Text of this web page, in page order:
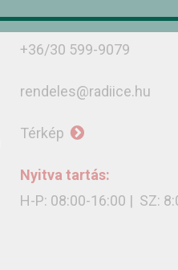
+36/30 402-8679
+36/30 599-9079
rendeles@radiice.hu
Térkép
Nyitva tartás:
H-P: 08:00-16:00 | SZ: